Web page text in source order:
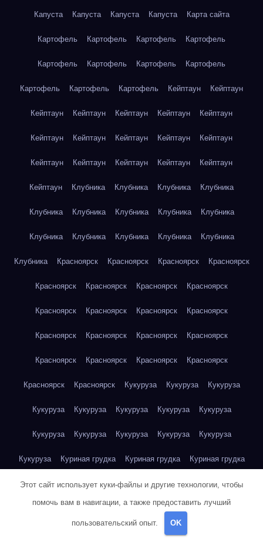
Капуста Капуста Капуста Капуста Карта сайта
Картофель Картофель Картофель Картофель
Картофель Картофель Картофель Картофель
Картофель Картофель Картофель Кейптаун Кейптаун
Кейптаун Кейптаун Кейптаун Кейптаун Кейптаун
Кейптаун Кейптаун Кейптаун Кейптаун Кейптаун
Кейптаун Кейптаун Кейптаун Кейптаун Кейптаун
Кейптаун Клубника Клубника Клубника Клубника
Клубника Клубника Клубника Клубника Клубника
Клубника Клубника Клубника Клубника Клубника
Клубника Красноярск Красноярск Красноярск Красноярск
Красноярск Красноярск Красноярск Красноярск
Красноярск Красноярск Красноярск Красноярск
Красноярск Красноярск Красноярск Красноярск
Красноярск Красноярск Красноярск Красноярск
Красноярск Красноярск Кукуруза Кукуруза Кукуруза
Кукуруза Кукуруза Кукуруза Кукуруза Кукуруза
Кукуруза Кукуруза Кукуруза Кукуруза Кукуруза
Кукуруза Куриная грудка Куриная грудка Куриная грудка
Куриная грудка Куриная грудка Куриная грудка
Куриная грудка Куриная грудка
Куриная грудка
Этот сайт использует куки-файлы и другие технологии, чтобы
помочь вам в навигации, а также предоставить лучший
пользовательский опыт. OK